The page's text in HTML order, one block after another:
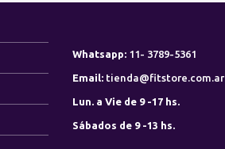
Whatsapp: 11- 3789-5361
Email: tienda@fitstore.com.ar
Lun. a Vie de 9 -17 hs.
Sábados de 9 -13 hs.